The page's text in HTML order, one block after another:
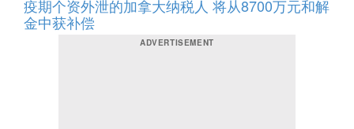
疫期个资外泄的加拿大纳税人 将从8700万元和解
金中获补偿